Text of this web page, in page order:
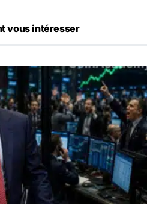
vous intéresser
000 postes détruits en juillet, les